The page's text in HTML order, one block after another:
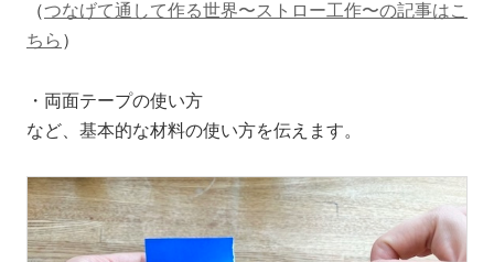
（つなげて通して作る世界〜ストロー工作〜の記事はこ
ちら ）
・両面テープの使い方
など、基本的な材料の使い方を伝えます。